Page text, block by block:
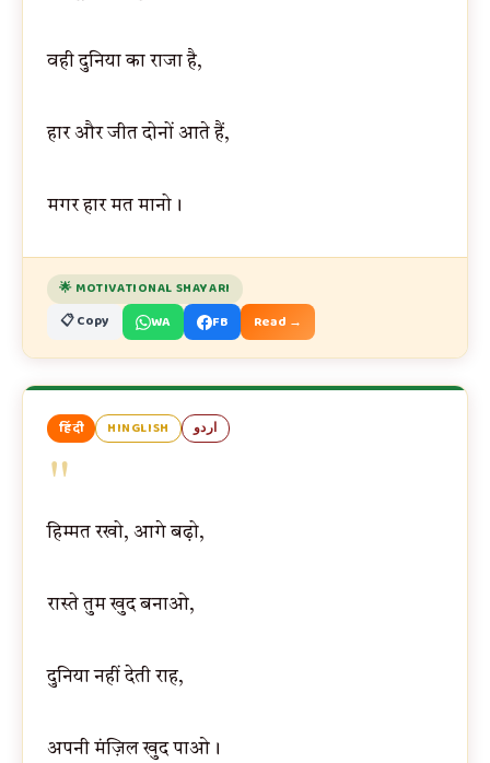
वही दुनिया का राजा है,
हार और जीत दोनों आते हैं,
मगर हार मत मानो।
🌟 MOTIVATIONAL SHAYARI
📋 Copy WA FB Read →
हिंदी HINGLISH اردو
"
हिम्मत रखो, आगे बढ़ो,
रास्ते तुम खुद बनाओ,
दुनिया नहीं देती राह,
अपनी मंज़िल खुद पाओ।